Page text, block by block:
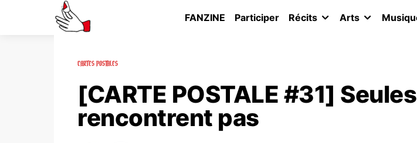
FANZINE Participer Récits Arts
CARTES POSTALES
[CARTE POSTALE #31]
rencontrent pas